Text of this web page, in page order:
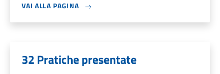
VAI ALLA PAGINA
32 Pratiche presentate